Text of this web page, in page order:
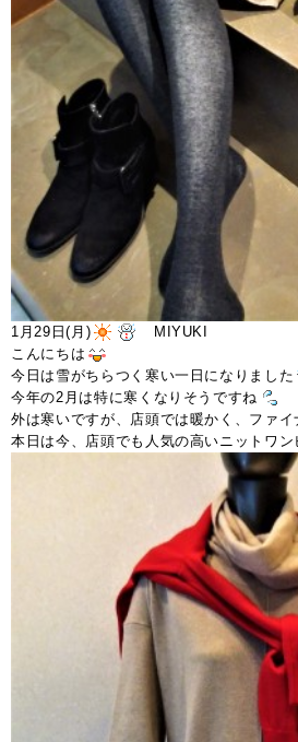
1月29日(月)
MIYUKI
こんにちは
今日は雪がちらつく寒い一日になりました
今年の2月は特に寒くなりそうですね
外は寒いですが、店頭では暖かく、ファイ
本日は今、店頭でも人気の高いニットワン